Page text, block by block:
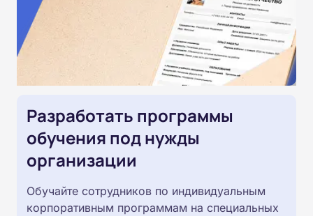
Разработать программы
обучения под нужды
организации
Обучайте сотрудников по индивидуальным
корпоративным программам на специальных